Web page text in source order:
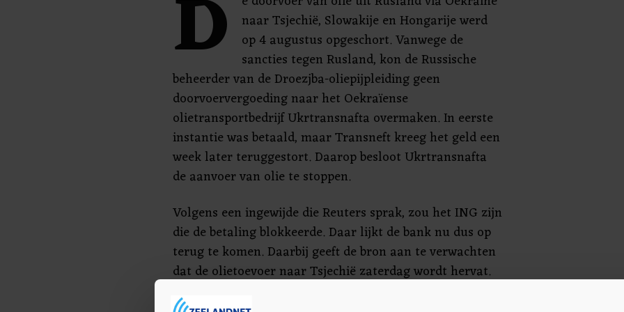
D
naar Tsjechië, Slowakije en Hongarije werd
op 4 augustus opgeschort. Vanwege de
sancties tegen Rusland, kon de Russische
beheerder van de Droezjba-oliepijpleiding geen
doorvoervergoeding naar het Oekraïense
olietransportbedrijf Ukrtransnafta overmaken. In eerste
instantie was betaald, maar Transneft kreeg het geld een
week later teruggestort. Daarop besloot Ukrtransnafta
de aanvoer van olie te stoppen.
Volgens een ingewijde die Reuters sprak, zou het ING zijn
die de betaling blokkeerde. Daar lijkt de bank nu dus op
terug te komen. Daarbij geeft de bron aan te verwachten
dat de olietoevoer naar Tsjechië zaterdag wordt hervat.